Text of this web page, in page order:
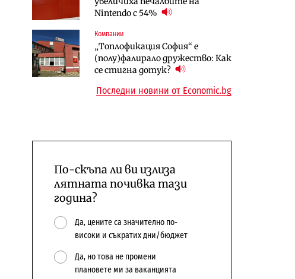
Nintendo с 54%
Компании
„Топлофикация София“ e
(полу)фалирало дружество: Как
се стигна дотук?
домоуправители са вписани в
Лични финанси
Каква е покупателната
способност на всяка
инженеринга на гара Филипово
Публични финанси
„Има трансфери“: Социалният
за пенсионния бюджет
Последни новини от Economic.bg
По-скъпа ли ви излиза
лятната почивка тази
година?
Да, цените са значително по-
високи и съкратих дни/бюджет
Да, но това не промени
плановете ми за ваканцията